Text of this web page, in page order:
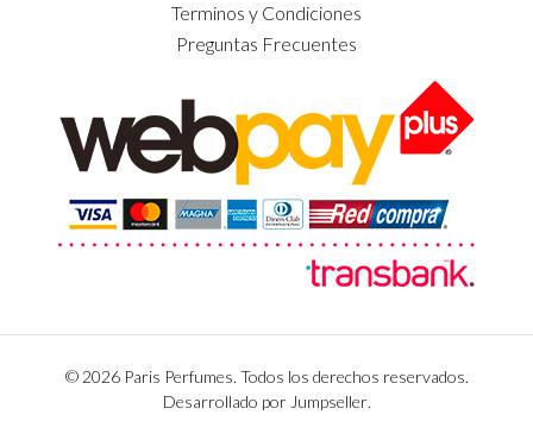
Terminos y Condiciones
Preguntas Frecuentes
© 2026 Paris Perfumes. Todos los derechos reservados.
Desarrollado por Jumpseller.